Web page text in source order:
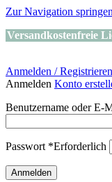
Zur Navigation springen
Versandkostenfreie
Anmelden / Registrieren
Anmelden Konto
Benutzername oder E-
Passwort *Erforderlich
Anmelden